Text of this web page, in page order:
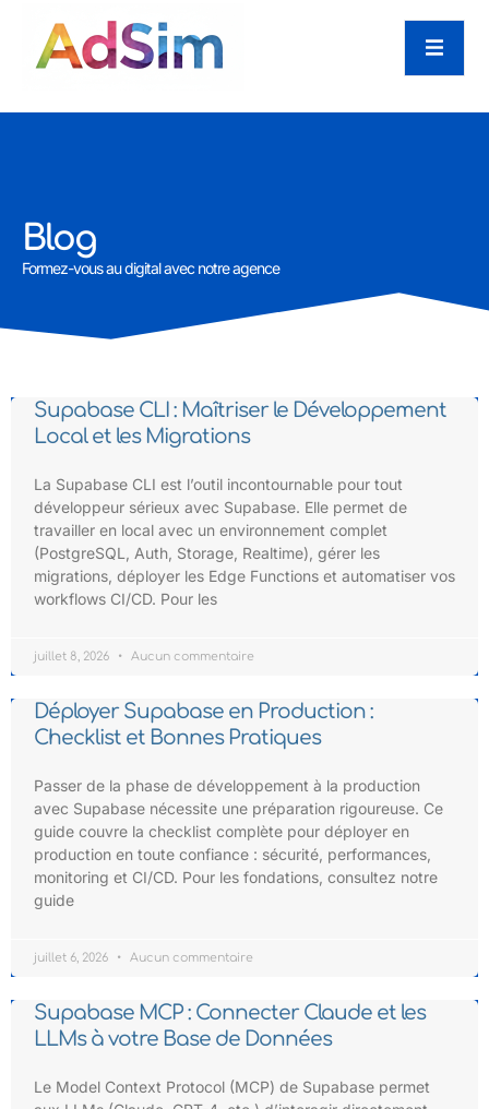
Blog
Formez-vous au digital avec notre agence
Supabase CLI : Maîtriser le Développement
Local et les Migrations
La Supabase CLI est l’outil incontournable pour tout
développeur sérieux avec Supabase. Elle permet de
travailler en local avec un environnement complet
(PostgreSQL, Auth, Storage, Realtime), gérer les
migrations, déployer les Edge Functions et automatiser vos
workflows CI/CD. Pour les
juillet 8, 2026 Aucun commentaire
Déployer Supabase en Production :
Checklist et Bonnes Pratiques
Passer de la phase de développement à la production
avec Supabase nécessite une préparation rigoureuse. Ce
guide couvre la checklist complète pour déployer en
production en toute confiance : sécurité, performances,
monitoring et CI/CD. Pour les fondations, consultez notre
guide
juillet 6, 2026 Aucun commentaire
Supabase MCP : Connecter Claude et les
LLMs à votre Base de Données
Le Model Context Protocol (MCP) de Supabase permet